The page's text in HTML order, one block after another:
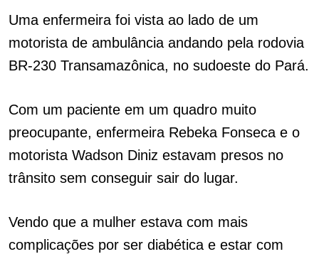
Uma enfermeira foi vista ao lado de um
motorista de ambulância andando pela rodovia
BR-230 Transamazônica, no sudoeste do Pará.
Com um paciente em um quadro muito
preocupante, enfermeira Rebeka Fonseca e o
motorista Wadson Diniz estavam presos no
trânsito sem conseguir sair do lugar.
Vendo que a mulher estava com mais
complicações por ser diabética e estar com